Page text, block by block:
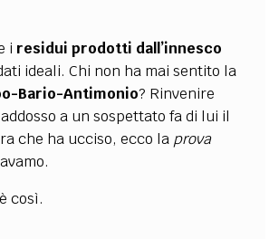
i residui prodotti dall’innesco
ideali. Chi non ha mai sentito la
Bario-Antimonio? Rinvenire
a un sospettato fa di lui il
che ha ucciso, ecco la prova
così.